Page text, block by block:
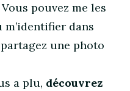
pouvez me les
m’identifier dans
une photo
a plu, découvrez